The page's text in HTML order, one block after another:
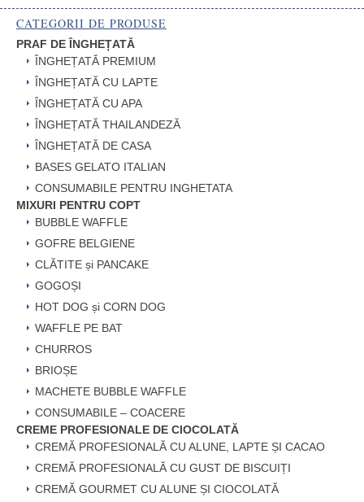
CATEGORII DE PRODUSE
PRAF DE ÎNGHEȚATĂ
ÎNGHEȚATĂ PREMIUM
ÎNGHEȚATĂ CU LAPTE
ÎNGHEȚATĂ CU APA
ÎNGHEȚATĂ THAILANDEZĂ
ÎNGHEȚATĂ DE CASA
BASES GELATO ITALIAN
CONSUMABILE PENTRU INGHETATA
MIXURI PENTRU COPT
BUBBLE WAFFLE
GOFRE BELGIENE
CLĂTITE și PANCAKE
GOGOȘI
HOT DOG și CORN DOG
WAFFLE PE BAT
CHURROS
BRIOȘE
MACHETE BUBBLE WAFFLE
CONSUMABILE – COACERE
CREME PROFESIONALE DE CIOCOLATĂ
CREMĂ PROFESIONALĂ CU ALUNE, LAPTE ȘI CACAO
CREMĂ PROFESIONALĂ CU GUST DE BISCUIȚI
CREMĂ GOURMET CU ALUNE ȘI CIOCOLATĂ